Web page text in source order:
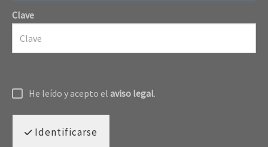
Clave
He leído y acepto el aviso legal.
Identificarse